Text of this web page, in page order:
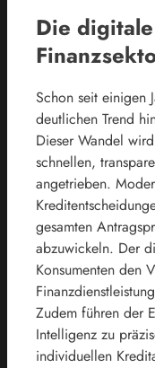
Die
Schon seit einigen
deutlichen Trend
Dieser Wandel
schnellen,
angetrieben.
gesamten
abzuwickeln. Der
Konsumenten den
Zudem führen der
Intelligenz zu
individuellen